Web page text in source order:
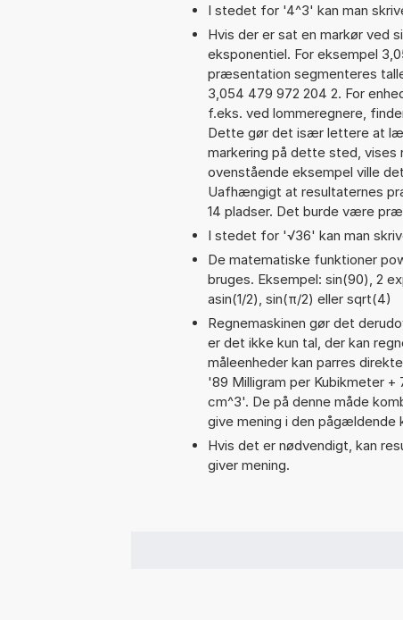
I stedet for '4^3' kan man
Hvis der er sat en markør ved
eksponentiel. For eksempel
præsentation segmenteres
3,054 479 972 204 2. For
f.eks. ved lommeregnere,
Dette gør det især lettere at
markering på dette sted,
ovenstående eksempel ville
Uafhængigt at resultaternes
14 pladser. Det burde være
I stedet for '√36' kan man
De matematiske funktioner
bruges. Eksempel: sin(90), 2
asin(1/2), sin(π/2) eller sqrt(4)
Regnemaskinen gør det
er det ikke kun tal, der kan
måleenheder kan parres
'89 Milligram per Kubikmeter
cm^3'. De på denne måde
give mening i den pågældende
Hvis det er nødvendigt, kan
giver mening.